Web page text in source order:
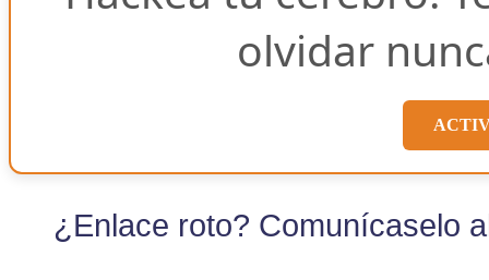
olvidar
¿Enlace roto? Comunícaselo